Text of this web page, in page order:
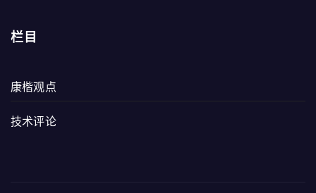
栏目
康楷观点
技术评论